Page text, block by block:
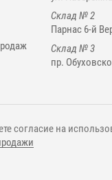
Склад № 2
Парнас 6-й
Склад № 3
пр.
согласие на